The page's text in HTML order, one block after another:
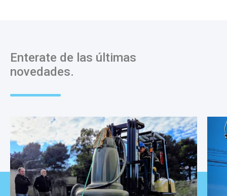
Enterate de las últimas
novedades.